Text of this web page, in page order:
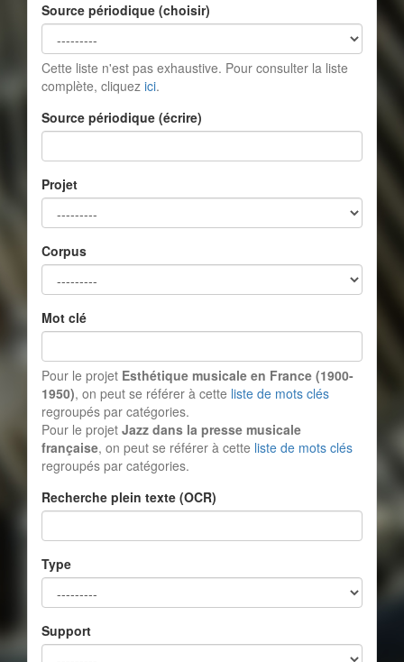
Source périodique (choisir)
Cette liste n'est pas exhaustive. Pour consulter la liste
complète, cliquez ici.
Source périodique (écrire)
Projet
Corpus
Mot clé
Pour le projet Esthétique musicale en France (1900-
1950), on peut se référer à cette liste de mots clés
regroupés par catégories.
Pour le projet Jazz dans la presse musicale
française, on peut se référer à cette liste de mots clés
regroupés par catégories.
Recherche plein texte (OCR)
Type
Support